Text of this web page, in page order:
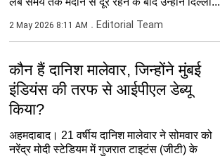
2 May 2026 8:11 AM Editorial Team
कौन हैं दानिश मालेवार, जिन्होंने मुंबई
इंडियंस की तरफ से आईपीएल डेब्यू
किया?
अहमदाबाद। 21 वर्षीय दानिश मालेवार ने सोमवार को
नरेंद्र मोदी स्टेडियम में गुजरात टाइटंस (जीटी) के